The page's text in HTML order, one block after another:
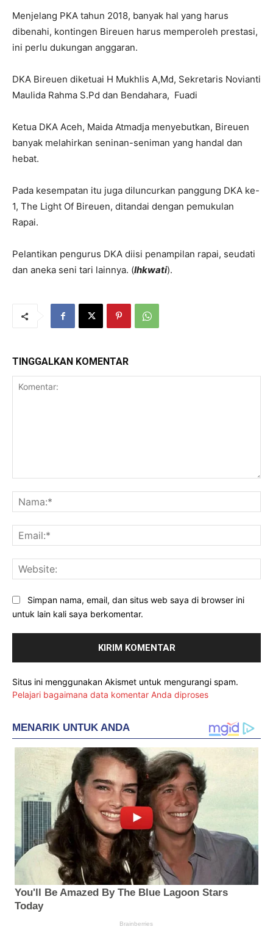
Menjelang PKA tahun 2018, banyak hal yang harus
dibenahi, kontingen Bireuen harus memperoleh prestasi,
ini perlu dukungan anggaran.
DKA Bireuen diketuai H Mukhlis A,Md, Sekretaris Novianti
Maulida Rahma S.Pd dan Bendahara, Fuadi
Ketua DKA Aceh, Maida Atmadja menyebutkan, Bireuen
banyak melahirkan seninan-seniman yang handal dan
hebat.
Pada kesempatan itu juga diluncurkan panggung DKA ke-
1, The Light Of Bireuen, ditandai dengan pemukulan
Rapai.
Pelantikan pengurus DKA diisi penampilan rapai, seudati
dan aneka seni tari lainnya. (Ihkwati).
TINGGALKAN KOMENTAR
Simpan nama, email, dan situs web saya di browser ini
untuk lain kali saya berkomentar.
Situs ini menggunakan Akismet untuk mengurangi spam.
Pelajari bagaimana data komentar Anda diproses